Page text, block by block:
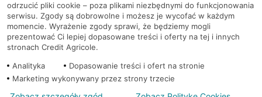
Mapa serwisu
PolitykaCookies
odrzucić pliki cookie – poza plikami niezbędnymi do funkcjonowania
serwisu. Zgody są dobrowolne i możesz je wycofać w każdym
momencie. Wyrażenie zgody sprawi, że będziemy mogli
prezentować Ci lepiej dopasowane treści i oferty na tej i innych
stronach Credit Agricole.
Analityka
Dopasowanie treści i ofert na stronie
Marketing wykonywany przez strony trzecie